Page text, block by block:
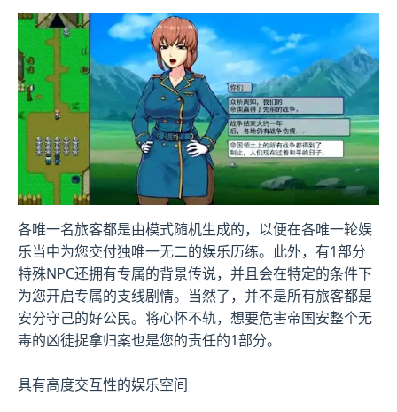
各唯一名旅客都是由模式随机生成的，以便在各唯一轮娱
乐当中为您交付独唯一无二的娱乐历练。此外，有1部分
特殊NPC还拥有专属的背景传说，并且会在特定的条件下
为您开启专属的支线剧情。当然了，并不是所有旅客都是
安分守己的好公民。将心怀不轨，想要危害帝国安整个无
毒的凶徒捉拿归案也是您的责任的1部分。
具有高度交互性的娱乐空间